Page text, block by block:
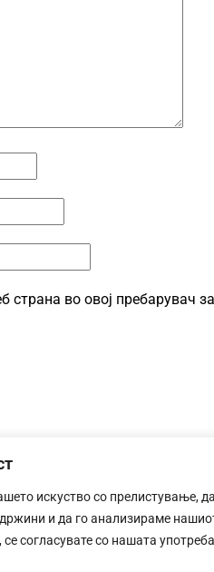
искуство со прелистување, да
и да го анализираме
согласувате со нашата
страна во овој пребарувач